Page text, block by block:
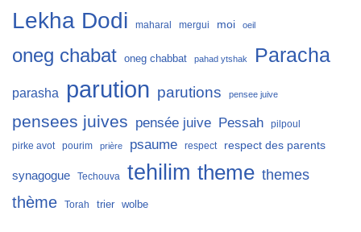
Lekha Dodi maharal mergui moi oeil
oneg chabat oneg chabbat pahad ytshak Paracha
parasha parution parutions pensee juive
pensees juives pensée juive Pessah
pilpoul
pirke avot
pourim prière psaume respect respect des parents
synagogue Techouva tehilim theme themes
thème Torah trier wolbe